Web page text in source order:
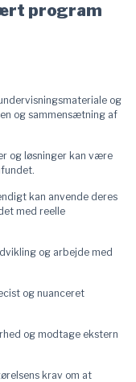
program
og
og sammensætning af
og løsninger kan være
kan anvende deres
med reelle
og arbejde med
og nuanceret
og modtage ekstern
krav om at